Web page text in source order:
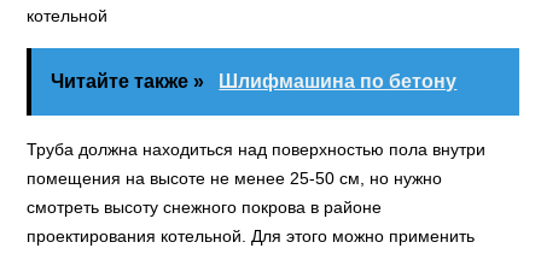
котельной
Читайте также » Шлифмашина по бетону
Труба должна находиться над поверхностью пола внутри
помещения на высоте не менее 25-50 см, но нужно
смотреть высоту снежного покрова в районе
проектирования котельной. Для этого можно применить